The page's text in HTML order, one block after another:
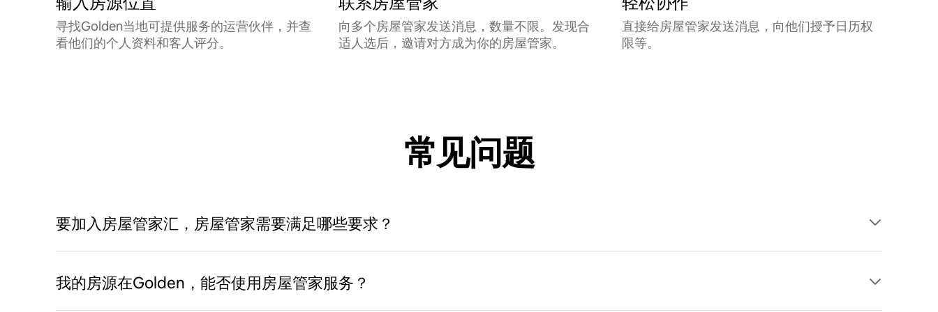
寻找Golden当地可提供服务的运营伙伴，并查
看他们的个人资料和客人评分。
向多个房屋管家发送消息，数量不限。发现合
适人选后，邀请对方成为你的房屋管家。
直接给房屋管家发送消息，向他们授予日历权
限等。
常见问题
要加入房屋管家汇，房屋管家需要满足哪些要求？
我的房源在Golden，能否使用房屋管家服务？